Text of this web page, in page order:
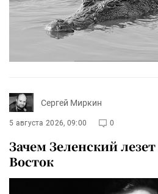
Сергей Миркин
5 августа 2026, 09:00 0
Зачем Зеленский
Восток